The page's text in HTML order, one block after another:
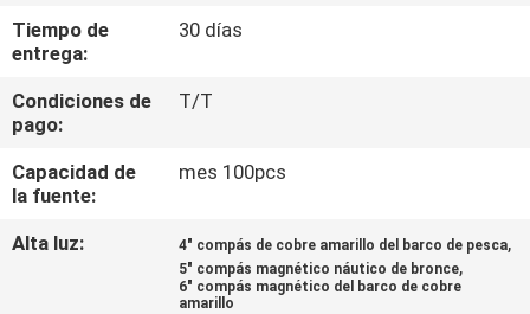
COMPANY
MAPA
DEL
SITIO
Tiempo de
entrega:
30 días
Condiciones de
pago:
T/T
Capacidad de
la fuente:
mes 100pcs
Alta luz: 4" compás de cobre amarillo del barco de pesca,
5" compás magnético náutico de bronce,
6" compás magnético del barco de cobre
amarillo